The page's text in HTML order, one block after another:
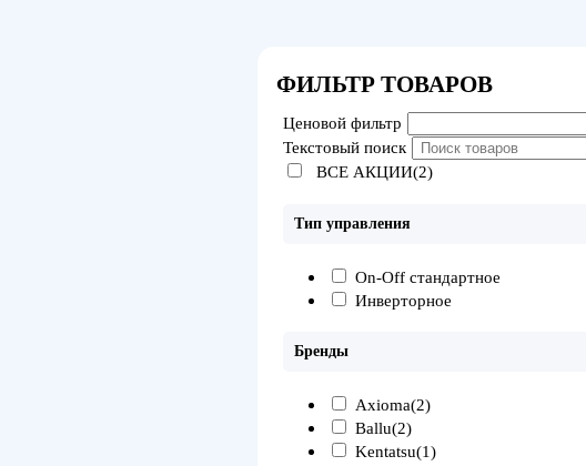
ФИЛЬТР ТОВАРОВ
Ценовой фильтр
Текстовый поиск
ВСЕ АКЦИИ(2)
Тип управления
On-Off стандартное
Инверторное
Бренды
Axioma(2)
Ballu(2)
Kentatsu(1)